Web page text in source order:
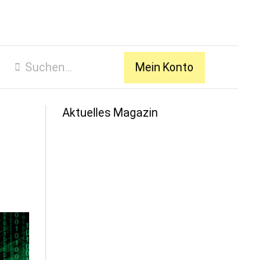
Mein Konto
Aktuelles Magazin